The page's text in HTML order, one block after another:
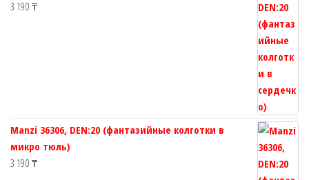
3 190 ₸
Manzi 36306, DEN:20 (фантазийные колготки в
микро тюль)
3 190 ₸